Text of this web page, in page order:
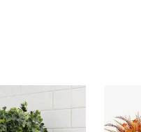
4.78
4.78